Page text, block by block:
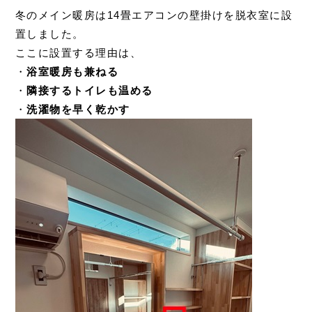
冬のメイン暖房は14畳エアコンの壁掛けを脱衣室に設
置しました。
ここに設置する理由は、
・浴室暖房も兼ねる
・ 隣接するトイレも温める
・洗濯物を早く乾かす